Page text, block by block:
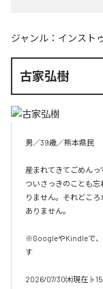
ジャンル： インスト
古家弘樹
男／39歳／熊本県民
産まれてきてごめんっ
ついさっきのことも
りません。それどこ
ありません。
※GoogleやKindleで、
す
2026/07/30㈭現在